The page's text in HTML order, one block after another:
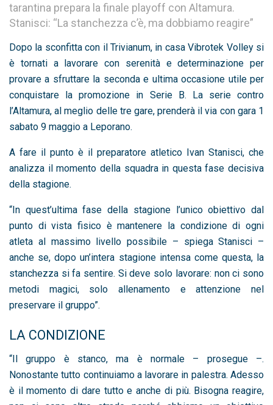
tarantina prepara la finale playoff con Altamura.
Stanisci: “La stanchezza c’è, ma dobbiamo reagire”
Dopo la sconfitta con il Trivianum, in casa Vibrotek Volley si
è tornati a lavorare con serenità e determinazione per
provare a sfruttare la seconda e ultima occasione utile per
conquistare la promozione in Serie B. La serie contro
l’Altamura, al meglio delle tre gare, prenderà il via con gara 1
sabato 9 maggio a Leporano.
A fare il punto è il preparatore atletico Ivan Stanisci, che
analizza il momento della squadra in questa fase decisiva
della stagione.
“In quest’ultima fase della stagione l’unico obiettivo dal
punto di vista fisico è mantenere la condizione di ogni
atleta al massimo livello possibile – spiega Stanisci –
anche se, dopo un’intera stagione intensa come questa, la
stanchezza si fa sentire. Si deve solo lavorare: non ci sono
metodi magici, solo allenamento e attenzione nel
preservare il gruppo”.
LA CONDIZIONE
“Il gruppo è stanco, ma è normale – prosegue –.
Nonostante tutto continuiamo a lavorare in palestra. Adesso
è il momento di dare tutto e anche di più. Bisogna reagire,